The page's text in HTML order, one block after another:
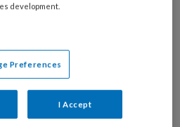
development.
Preferences
I Accept